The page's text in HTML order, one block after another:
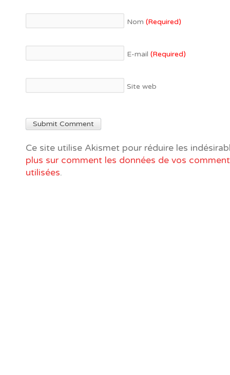
Nom (Required)
E-mail (Required)
Site web
Ce site utilise Akismet pour réduire les
plus sur comment les données de vos
utilisées.